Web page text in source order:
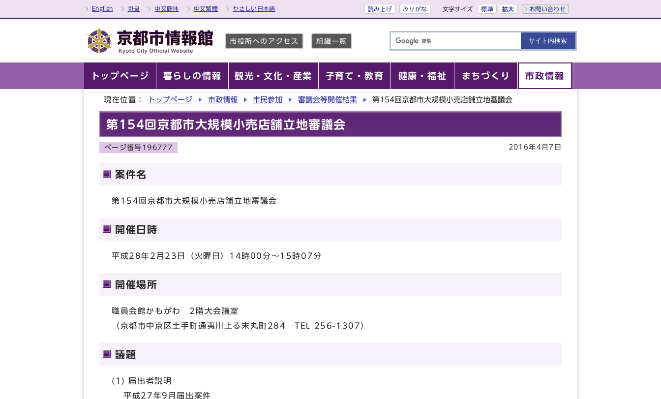
English 한글 中文簡体 中文繁體 やさしい日本語 読み上げ ふりがな 文字サイズ 標準 拡大 お問い合わせ
市役所へのアクセス 組織一覧
トップページ 暮らしの情報 観光・文化・産業 子育て・教育 健康・福祉 まちづくり 市政情報
現在位置： トップページ 市政情報 市民参加 審議会等開催結果 第154回京都市大規模小売店舗立地審議会
第154回京都市大規模小売店舗立地審議会
ページ番号196777 2016年4月7日
案件名
第154回京都市大規模小売店舗立地審議会
開催日時
平成28年2月23日（火曜日）14時00分～15時07分
開催場所
職員会館かもがわ 2階大会議室
（京都市中京区土手町通夷川上る末丸町284 TEL 256-1307）
議題
(1) 届出者説明
平成27年9月届出案件